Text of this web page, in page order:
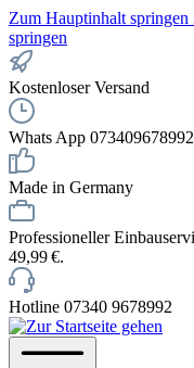
Zum Hauptinhalt springen
springen
Kostenloser Versand
Whats App 073409678992
Made in Germany
Professioneller
49,99 €.
Hotline 07340 9678992